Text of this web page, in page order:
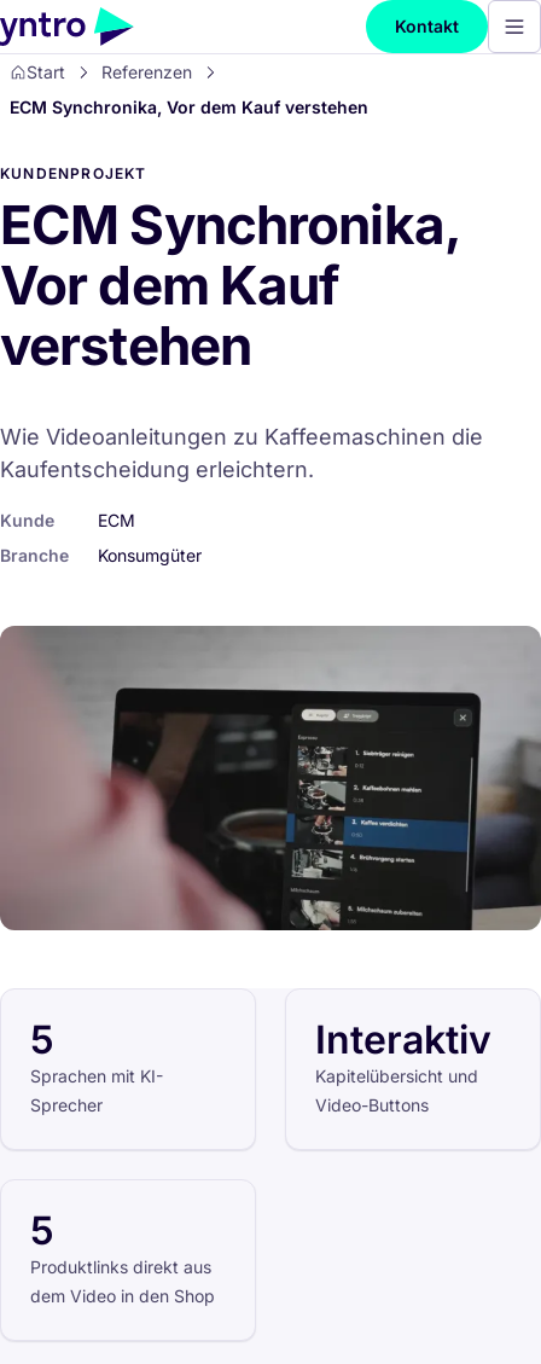
Kontakt
Start
Referenzen
ECM Synchronika, Vor dem Kauf verstehen
KUNDENPROJEKT
ECM Synchronika,
Vor dem Kauf
verstehen
Wie Videoanleitungen zu Kaffeemaschinen die
Kaufentscheidung erleichtern.
Kunde
ECM
Branche
Konsumgüter
5
Sprachen mit KI-
Sprecher
Interaktiv
Kapitelübersicht und
Video-Buttons
5
Produktlinks direkt aus
dem Video in den Shop